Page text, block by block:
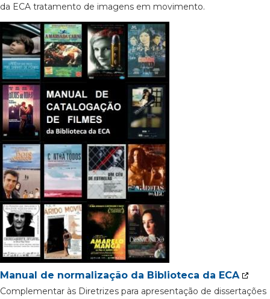
da ECA tratamento de imagens em movimento.
Manual de normalização da Biblioteca da ECA
Complementar às Diretrizes para apresentação de dissertações